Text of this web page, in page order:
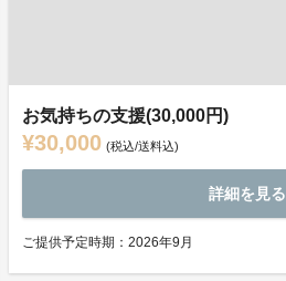
お気持ちの支援(30,000円)
¥30,000 (税込/送料込)
詳細を見る
ご提供予定時期：2026年9月